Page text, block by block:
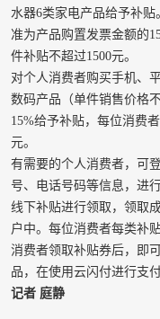
水器6类家电产品给予补
准为产品购置发票金额的
件补贴不超过1500元。
对个人消费者购买手机、
数码产品（单件销售价格
15%给予补贴，每位消费
元。
有需要的个人消费者，可
号、电话号码等信息，进
线下补贴进行领取，领取
户中。每位消费者每类补
消费者领取补贴券后，即
品，在使用云闪付进行支
记者 庭静